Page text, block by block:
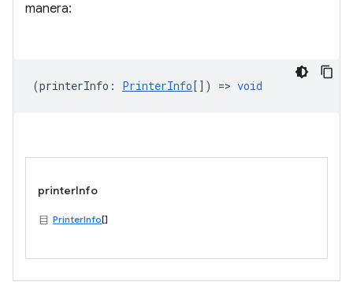
manera:
(printerInfo : PrinterInfo[]) => void
printerInfo
PrinterInfo[]